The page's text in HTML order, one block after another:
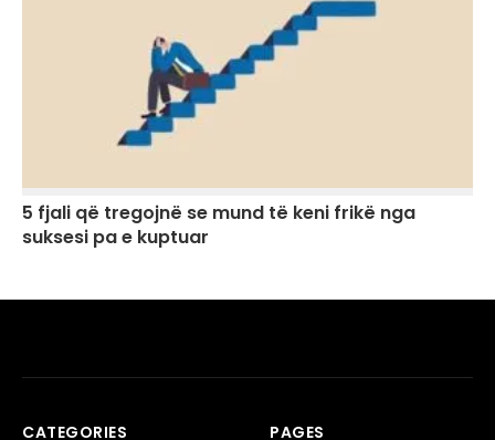
5 fjali që tregojnë se mund të keni frikë nga
suksesi pa e kuptuar
CATEGORIES PAGES